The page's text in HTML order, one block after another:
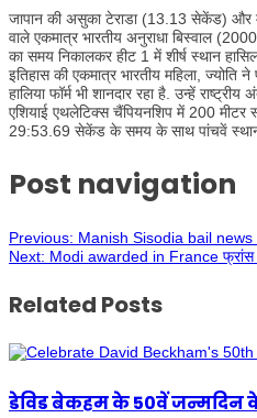
जापान की असुका टेराडा (13.13 सेकेंड) और
वाले एकमात्र भारतीय अनुराधा बिस्वाल
का समय निकालकर हीट 1 में शीर्ष स्थान
इतिहास की एकमात्र भारतीय महिला,
हालिया फॉर्म भी शानदार रहा है. उन्हें
एशियाई एथलेटिक्स चैंपियनशिप में 200 मीटर
29:53.69 सेकेंड के समय के साथ पांचवें स्थान
Post navigation
Previous: Manish Sisodia bail news –
Next: Modi awarded in France फ्रांस का
Related Posts
डेविड बेकहम के 50वें जन्मदिन